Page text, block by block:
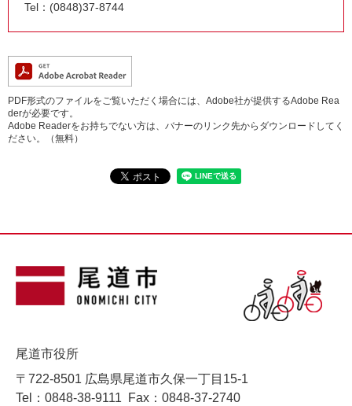
Tel：(0848)37-8744
PDF形式のファイルをご覧いただく場合には、Adobe社が提供するAdobe Rea
derが必要です。
Adobe Readerをお持ちでない方は、バナーのリンク先からダウンロードしてく
ださい。（無料）
尾道市役所
〒722-8501 広島県尾道市久保一丁目15-1
Tel：0848-38-9111
Fax：0848-37-2740